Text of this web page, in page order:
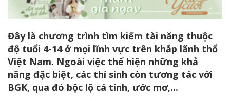
Đây là chương trình tìm kiếm tài năng thuộc
độ tuổi 4-14 ở mọi lĩnh vực trên khắp lãnh thổ
Việt Nam. Ngoài việc thể hiện những khả
năng đặc biệt, các thí sinh còn tương tác với
BGK, qua đó bộc lộ cá tính, ước mơ,...